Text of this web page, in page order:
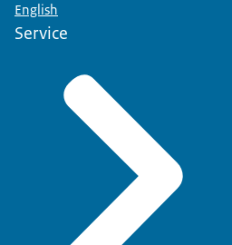
English
Service